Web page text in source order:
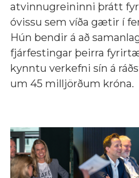
atvinnugreininni þrátt
óvissu sem víða gætir í
Hún bendir á að
fjárfestingar þeirra
kynntu verkefni sín á
um 45 milljörðum króna.